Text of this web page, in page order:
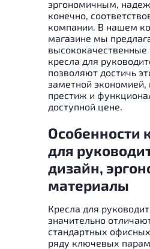
эргономичным,
конечно,
компании. В нашем
магазине мы
кресла для
позволяют достичь
заметной экономией,
престиж и
доступной цене.
Особенности
для
дизайн,
материалы
Кресла для
значительно
стандартных
ряду ключевых